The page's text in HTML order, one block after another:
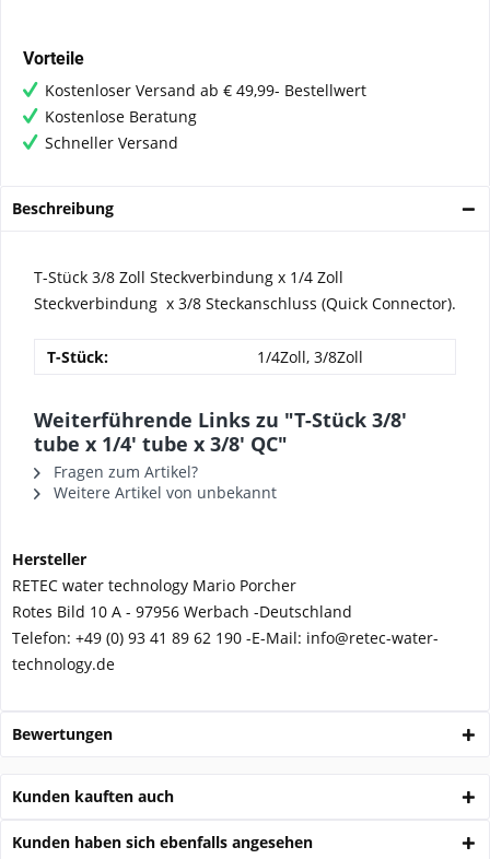
Vorteile
Kostenloser Versand ab € 49,99- Bestellwert
Kostenlose Beratung
Schneller Versand
Beschreibung
T-Stück 3/8 Zoll Steckverbindung x 1/4 Zoll
Steckverbindung x 3/8 Steckanschluss (Quick Connector).
T-Stück: 1/4Zoll, 3/8Zoll
Weiterführende Links zu "T-Stück 3/8'
tube x 1/4' tube x 3/8' QC"
Fragen zum Artikel?
Weitere Artikel von unbekannt
Hersteller
RETEC water technology Mario Porcher
Rotes Bild 10 A - 97956 Werbach -Deutschland
Telefon: +49 (0) 93 41 89 62 190 -E-Mail: info@retec-water-
technology.de
Bewertungen
Kunden kauften auch
Kunden haben sich ebenfalls angesehen